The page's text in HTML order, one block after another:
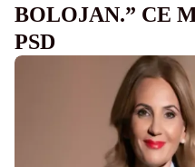
BOLOJAN.” CE
PSD